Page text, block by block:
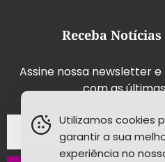
Receba
Assine nossa newsletter
com as
Utilizamos cookies
garantir a sua
experiência no